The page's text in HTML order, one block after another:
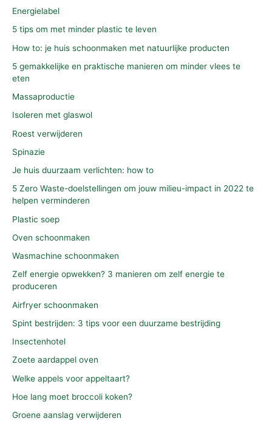
Energielabel
5 tips om met minder plastic te leven
How to: je huis schoonmaken met natuurlijke producten
5 gemakkelijke en praktische manieren om minder vlees te
eten
Massaproductie
Isoleren met glaswol
Roest verwijderen
Spinazie
Je huis duurzaam verlichten: how to
5 Zero Waste-doelstellingen om jouw milieu-impact in 2022 te
helpen verminderen
Plastic soep
Oven schoonmaken
Wasmachine schoonmaken
Zelf energie opwekken? 3 manieren om zelf energie te
produceren
Airfryer schoonmaken
Spint bestrijden: 3 tips voor een duurzame bestrijding
Insectenhotel
Zoete aardappel oven
Welke appels voor appeltaart?
Hoe lang moet broccoli koken?
Groene aanslag verwijderen